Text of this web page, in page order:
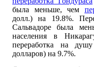
была меньше, чем
долл.) на 19.8%.
Сальвадоре была
населения в
переработка на
долларов) на 9.7%.